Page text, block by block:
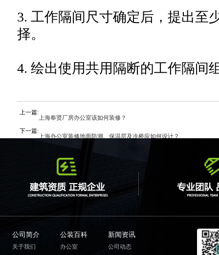
3. 工作隔间尺寸确定后，提出至
择。
4. 绘出使用共用隔断的工作隔间
上一篇:上海奉贤厂房办公室该如何装修？
下一篇:上海办公室装修地面防潮、保温层及冷桥应如何设计？
公司简介
关于我们
公装百科
办公室
新闻资讯
公司动态